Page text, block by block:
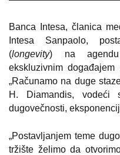
Banca Intesa, članica
Intesa Sanpaolo,
(longevity) na agendu
ekskluzivnim
„Računamo na duge
H. Diamandis, vodeći
dugovečnosti,
„Postavljanjem teme
tržište želimo da